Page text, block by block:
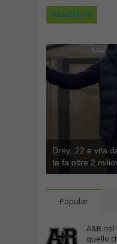
Read more
Drey_22 e vita
te fa oltre 2
Popular
A&R
quello